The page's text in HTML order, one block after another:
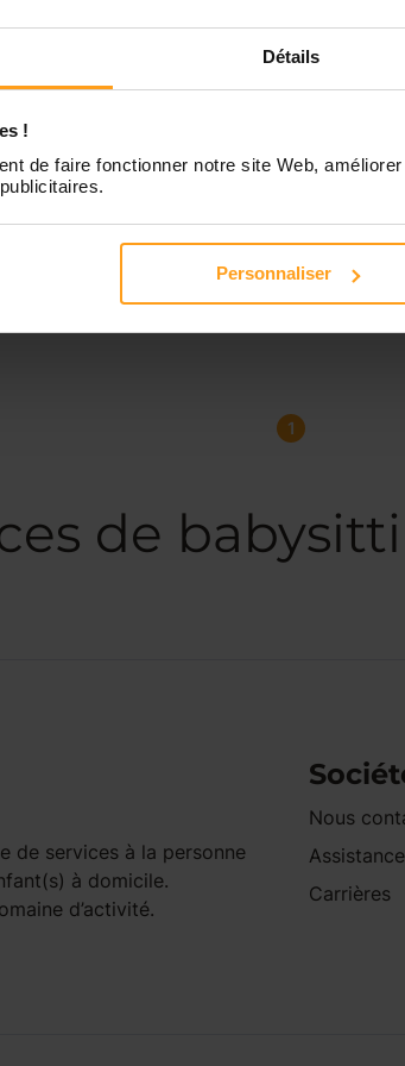
Détails
!
de faire fonctionner notre site Web,
Personnaliser
1
de
de services à la personne
à domicile.
d’activité.
Nous
Carrières